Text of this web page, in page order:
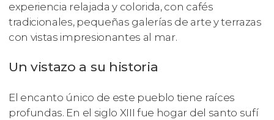
experiencia relajada y colorida, con cafés
tradicionales, pequeñas galerías de arte y terrazas
con vistas impresionantes al mar.
Un vistazo a su historia
El encanto único de este pueblo tiene raíces
profundas. En el siglo XIII fue hogar del santo sufí